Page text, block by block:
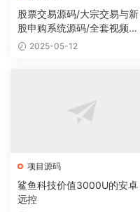
股票交易源码/大宗交易与新
股申购系统源码/全套视频教
程 2025-05-12
项目源码
鲨鱼科技价值3000U的安卓
远控